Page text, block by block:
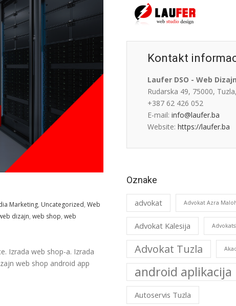
Marketing, Uncategorized, Web
dizajn, web shop, web
Izrada web shop-a. Izrada
web shop android app
Kontakt
Laufer DSO - Web
Rudarska 49, 75000,
+387 62 426 052
E-mail: info@laufer.ba
Website: https://laufer.ba
Oznake
advokat Advokat Azra
Advokat Kalesija
Advokat Tuzla
android aplikacija
Autoservis Tuzla